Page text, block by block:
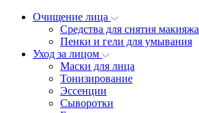
Очищение лица
Средства для снятия макияжа
Пенки и гели для умывания
Уход за лицом
Маски для лица
Тонизирование
Эссенции
Сыворотки